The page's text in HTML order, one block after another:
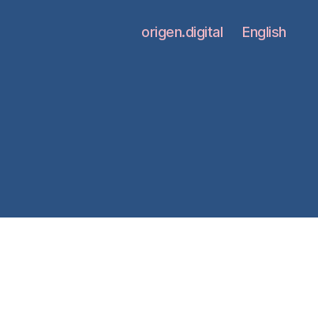
origen.digital English